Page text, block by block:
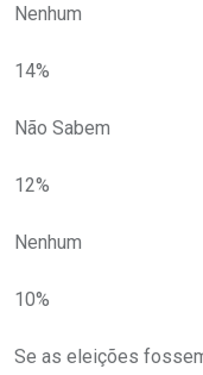
Nenhum
14%
Não Sabem
12%
Nenhum
10%
Se as eleições